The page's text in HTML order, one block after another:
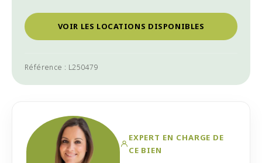
VOIR LES LOCATIONS DISPONIBLES
Référence : L250479
EXPERT EN CHARGE DE
CE BIEN